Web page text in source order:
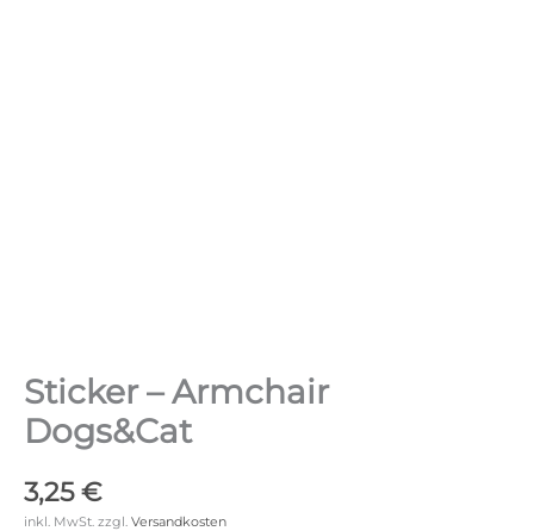
Sticker – Armchair
Dogs&Cat
3,25€
inkl. MwSt. zzgl. Versandkosten